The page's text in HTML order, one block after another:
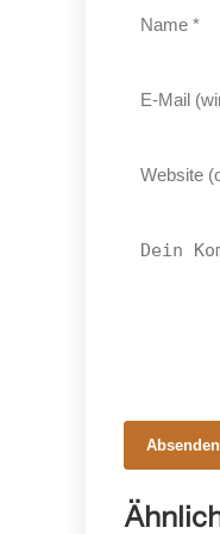
Absenden
18.
Epta